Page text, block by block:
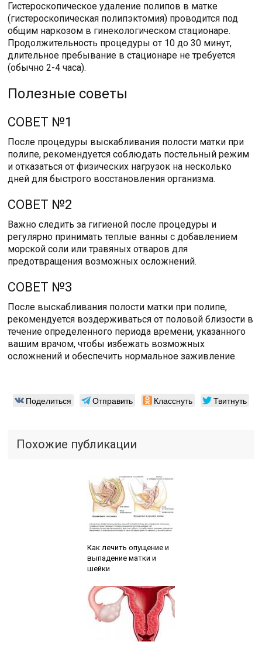
Гистероскопическое удаление полипов в матке
(гистероскопическая полипэктомия) проводится под
общим наркозом в гинекологическом стационаре.
Продолжительность процедуры от 10 до 30 минут,
длительное пребывание в стационаре не требуется
(обычно 2-4 часа).
Полезные советы
СОВЕТ №1
После процедуры выскабливания полости матки при
полипе, рекомендуется соблюдать постельный режим
и отказаться от физических нагрузок на несколько
дней для быстрого восстановления организма.
СОВЕТ №2
Важно следить за гигиеной после процедуры и
регулярно принимать теплые ванны с добавлением
морской соли или травяных отваров для
предотвращения возможных осложнений.
СОВЕТ №3
После выскабливания полости матки при полипе,
рекомендуется воздерживаться от половой близости в
течение определенного периода времени, указанного
вашим врачом, чтобы избежать возможных
осложнений и обеспечить нормальное заживление.
Поделиться Отправить Класснуть Твитнуть
Похожие публикации
Как лечить опущение и
выпадение матки и
шейки